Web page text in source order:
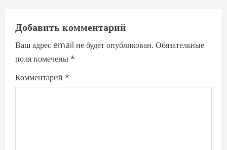
a
v
i
g
Добавить комментарий
Ваш адрес email не будет опубликован. Обязательные
поля помечены*
Комментарий *